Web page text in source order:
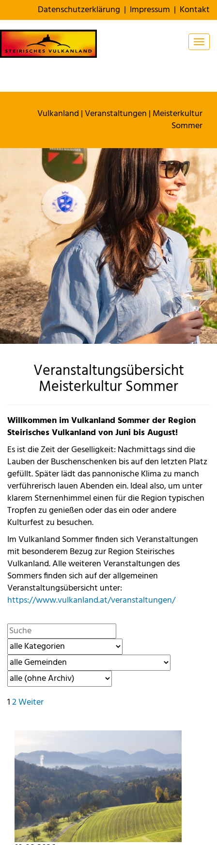
Datenschutzerklärung | Impressum | Kontakt
Vulkanland |Veranstaltungen | Meisterkultur
Sommer
Veranstaltungsübersicht
Meisterkultur Sommer
Willkommen im Vulkanland Sommer der Region
Steirisches Vulkanland von Juni bis August!
Es ist die Zeit der Geselligkeit: Nachmittags sind die
Lauben der Buschenschenken bis auf den letzten Platz
gefüllt. Später lädt das pannonische Klima zu manch
verführerisch lauen Abenden ein. Ideal also, um unter
klarem Sternenhimmel einen für die Region typischen
Tropfen zu genießen oder das ein oder andere
Kulturfest zu besuchen.
Im Vulkanland Sommer finden sich Veranstaltungen
mit besonderem Bezug zur Region Steirisches
Vulkanland. Alle weiteren Veranstaltungen des
Sommers finden sich auf der allgemeinen
Veranstaltungsübersicht unter:
https://www.vulkanland.at/veranstaltungen/
Seitennummerierung
Beiträge
12Weiter